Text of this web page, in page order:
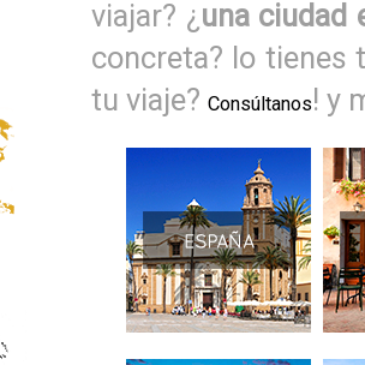
viajar? ¿ una ciudad
concreta? lo tienes
tu viaje? Consúltanos! y